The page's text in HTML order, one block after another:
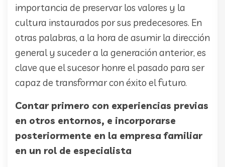
importancia de preservar los valores y la
cultura instaurados por sus predecesores. En
otras palabras, a la hora de asumir la dirección
general y suceder a la generación anterior, es
clave que el sucesor honre el pasado para ser
capaz de transformar con éxito el futuro.
Contar primero con experiencias previas
en otros entornos, e incorporarse
posteriormente en la empresa familiar
en un rol de especialista